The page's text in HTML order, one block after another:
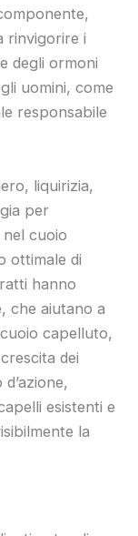
rinvigorire i
degli ormoni
uomini, come
responsabile
liquirizia,
per
cuoio
ottimale di
hanno
che aiutano a
capelluto,
dei
esistenti e
la